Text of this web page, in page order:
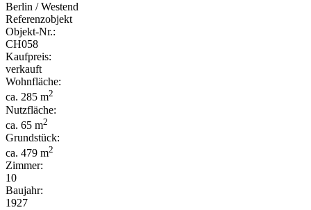
Berlin / Westend
Referenzobjekt
Objekt-Nr.:
CH058
Kaufpreis:
verkauft
Wohnfläche:
ca. 285 m2
Nutzfläche:
ca. 65 m2
Grundstück:
ca. 479 m2
Zimmer:
10
Baujahr:
1927